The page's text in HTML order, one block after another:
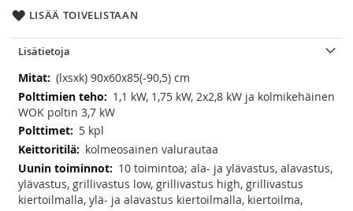
LISÄÄ TOIVELISTAAN
Lisätietoja
Lisätietoja(lxsxk) 90x60x85(-90,5) cm
1,1 kW, 1,75 kW, 2x2,8 kW ja kolmikehäinen
WOK poltin 3,7 kW
5 kpl
kolmeosainen valurautaa
10 toimintoa; ala- ja ylävastus, alavastus,
ylävastus, grillivastus low, grillivastus high, grillivastus
kiertoilmalla, ylä- ja alavastus kiertoilmalla, kiertoilma,